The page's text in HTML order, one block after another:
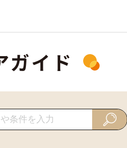
ガイド